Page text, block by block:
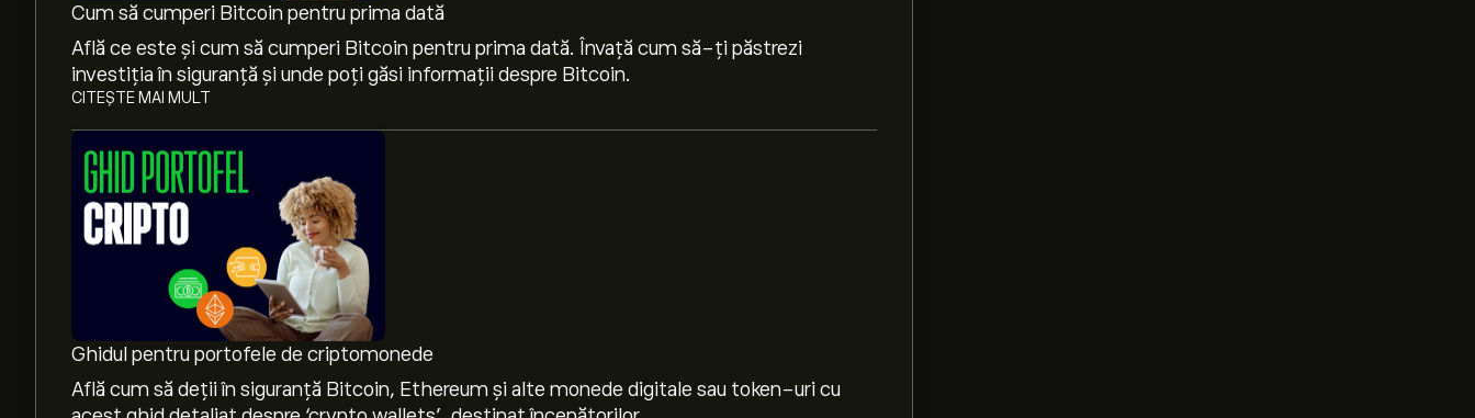
Cum să cumperi Bitcoin pentru prima dată
Află ce este și cum să cumperi Bitcoin pentru prima dată. Învață cum să-ți păstrezi
investiția în siguranță și unde poți găsi informații despre Bitcoin.
CITEȘTE MAI MULT
Ghidul pentru portofele de criptomonede
Află cum să deții în siguranță Bitcoin, Ethereum și alte monede digitale sau token-uri cu
Prețul actual pentru BERA este de 0.158‎$‎
Capitalizarea de piață a Berachain este de 50.02M‎$‎
Maximul istoric al Berachain este 9.069‎$‎